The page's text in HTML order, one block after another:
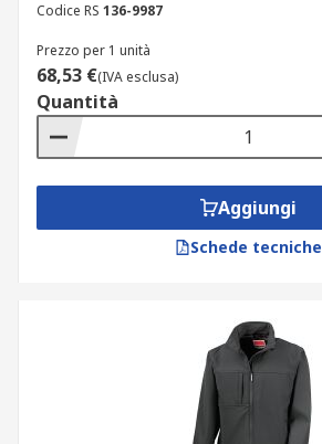
Codice RS 136-9987
Prezzo per 1 unità
68,53 €(IVA esclusa)
Quantità
Aggiungi
Schede tecniche